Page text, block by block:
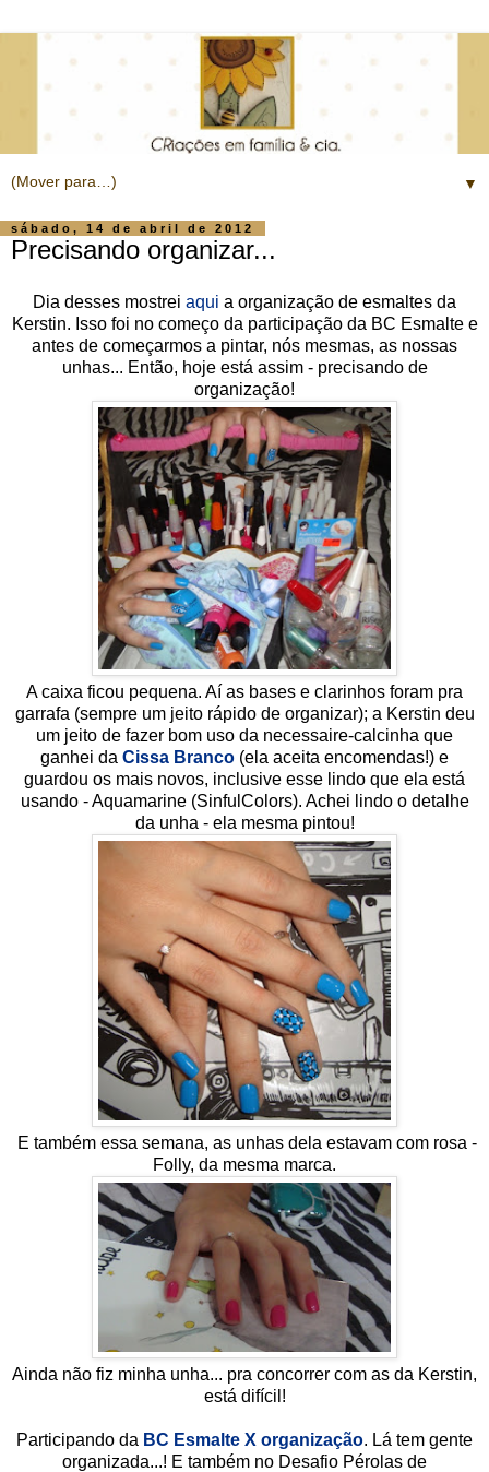
▼
sábado, 14 de abril de 2012
Precisando organizar...
Dia desses mostrei aqui a organização de esmaltes da
Kerstin. Isso foi no começo da participação da BC Esmalte e
antes de começarmos a pintar, nós mesmas, as nossas
unhas... Então, hoje está assim - precisando de
organização!
A caixa ficou pequena. Aí as bases e clarinhos foram pra
garrafa (sempre um jeito rápido de organizar); a Kerstin deu
um jeito de fazer bom uso da necessaire-calcinha que
ganhei da Cissa Branco (ela aceita encomendas!) e
guardou os mais novos, inclusive esse lindo que ela está
usando - Aquamarine (SinfulColors). Achei lindo o detalhe
da unha - ela mesma pintou!
E também essa semana, as unhas dela estavam com rosa -
Folly, da mesma marca.
Ainda não fiz minha unha... pra concorrer com as da Kerstin,
está difícil!
Participando da BC Esmalte X organização. Lá tem gente
organizada...! E também no Desafio Pérolas de